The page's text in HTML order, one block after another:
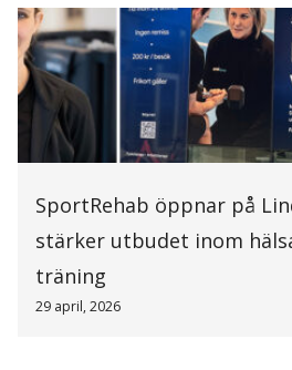
SportRehab öppnar på
stärker utbudet inom
träning
29 april, 2026